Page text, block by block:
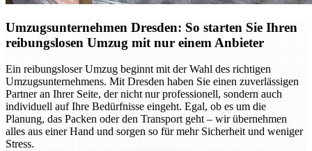
Umzugsunternehmen Dresden: So starten Sie Ihren
reibungslosen Umzug mit nur einem Anbieter
Ein reibungsloser Umzug beginnt mit der Wahl des richtigen
Umzugsunternehmens. Mit Dresden haben Sie einen zuverlässigen
Partner an Ihrer Seite, der nicht nur professionell, sondern auch
individuell auf Ihre Bedürfnisse eingeht. Egal, ob es um die
Planung, das Packen oder den Transport geht – wir übernehmen
alles aus einer Hand und sorgen so für mehr Sicherheit und weniger
Stress.